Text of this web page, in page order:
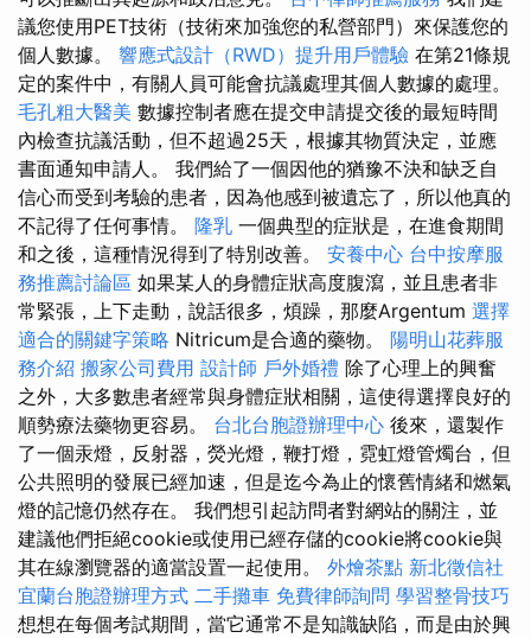
議您使用PET技術（技術來加強您的私營部門）來保護您的
個人數據。 響應式設計（RWD）提升用戶體驗 在第21條規
定的案件中，有關人員可能會抗議處理其個人數據的處理。
毛孔粗大醫美 數據控制者應在提交申請提交後的最短時間
內檢查抗議活動，但不超過25天，根據其物質決定，並應
書面通知申請人。 我們給了一個因他的猶豫不決和缺乏自
信心而受到考驗的患者，因為他感到被遺忘了，所以他真的
不記得了任何事情。 隆乳 一個典型的症狀是，在進食期間
和之後，這種情況得到了特別改善。 安養中心 台中按摩服
務推薦討論區 如果某人的身體症狀高度腹瀉，並且患者非
常緊張，上下走動，說話很多，煩躁，那麼Argentum 選擇
適合的關鍵字策略 Nitricum是合適的藥物。 陽明山花葬服
務介紹 搬家公司費用 設計師 戶外婚禮 除了心理上的興奮
之外，大多數患者經常與身體症狀相關，這使得選擇良好的
順勢療法藥物更容易。 台北台胞證辦理中心 後來，還製作
了一個汞燈，反射器，熒光燈，鞭打燈，霓虹燈管燭台，但
公共照明的發展已經加速，但是迄今為止的懷舊情緒和燃氣
燈的記憶仍然存在。 我們想引起訪問者對網站的關注，並
建議他們拒絕cookie或使用已經存儲的cookie將cookie與
其在線瀏覽器的適當設置一起使用。 外燴茶點 新北徵信社
宜蘭台胞證辦理方式 二手攤車 免費律師詢問 學習整骨技巧
想想在每個考試期間，當它通常不是知識缺陷，而是由於興